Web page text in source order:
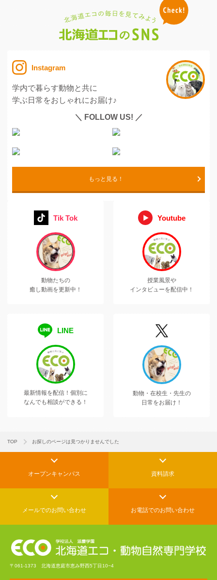
Instagram
学内で暮らす動物と共に
学ぶ日常をおしゃれにお届け♪
＼ FOLLOW US! ／
もっと見る！
Tik Tok
動物たちの
癒し動画を更新中！
Youtube
授業風景や
インタビューを配信中！
LINE
最新情報を配信！ 個別に
なんでも相談ができる！
動物・在校生・先生の
日常をお届け！
TOP お探しのページは見つかりませんでした
オープンキャンパス 資料請求
メールでのお問い合わせ お電話でのお問い合わせ
〒061-1373 北海道恵庭市恵み野西5丁目10−4